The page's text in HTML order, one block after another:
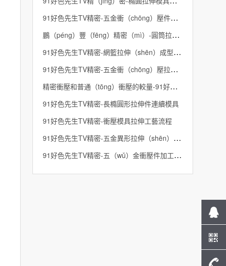
91好色先生TV精密-五金衝（chōng）壓件檢驗標準
鵬（péng）豐（fēng）精密（mì）-圓筒拉伸模具公（gōng）式
91好色先生TV精密-網籃拉伸（shēn）成型模具
91好色先生TV精密-五金衝（chōng）壓拉伸加工在航空（kōng）航天領域的（de）應用
精密衝壓和普通（tōng）衝壓的較量-91好色先生TV精密
91好色先生TV精密-長橢圓形拉伸件連續模具
91好色先生TV精密-衝壓模具拉伸工藝流程
91好色先生TV精密-五金異形拉伸（shēn）模具
91好色先生TV精密-五（wǔ）金衝壓件加工中的機器生產計劃與物料需求計（jì）劃